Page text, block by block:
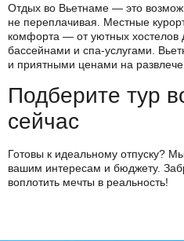
Отдых во Вьетнаме — это
не переплачивая. Местные
комфорта — от уютных хостелов
бассейнами и спа-услугами.
и приятными ценами на
Подберите тур
сейчас
Готовы к идеальному отпуску?
вашим интересам и бюджету.
воплотить мечты в реальность!